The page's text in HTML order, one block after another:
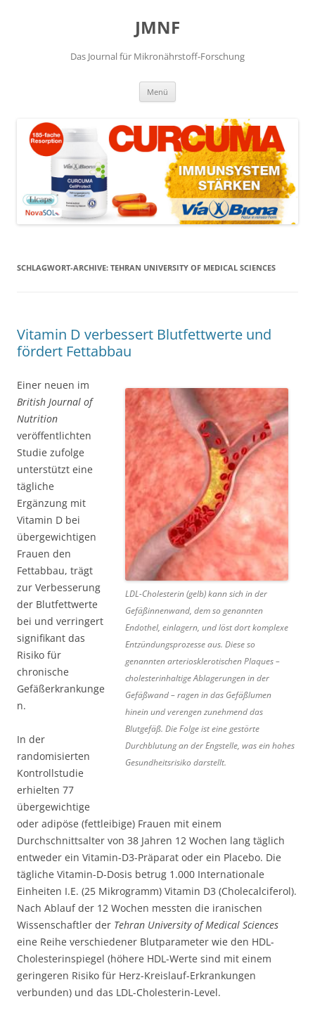
JMNF
Das Journal für Mikronährstoff-Forschung
Menü
SCHLAGWORT-ARCHIVE: TEHRAN UNIVERSITY OF MEDICAL SCIENCES
Vitamin D verbessert Blutfettwerte und
fördert Fettabbau
LDL-Cholesterin (gelb) kann sich in der
Gefäßinnenwand, dem so genannten
Endothel, einlagern, und löst dort komplexe
Entzündungsprozesse aus. Diese so
genannten arteriosklerotischen Plaques –
cholesterinhaltige Ablagerungen in der
Gefäßwand – ragen in das Gefäßlumen
hinein und verengen zunehmend das
Blutgefäß. Die Folge ist eine gestörte
Durchblutung an der Engstelle, was ein hohes
Gesundheitsrisiko darstellt.
Einer neuen im
British Journal of
Nutrition
veröffentlichten
Studie zufolge
unterstützt eine
tägliche
Ergänzung mit
Vitamin D bei
übergewichtigen
Frauen den
Fettabbau, trägt
zur Verbesserung
der Blutfettwerte
bei und verringert
signifikant das
Risiko für
chronische
Gefäßerkrankunge
n.
In der
randomisierten
Kontrollstudie
erhielten 77
übergewichtige
oder adipöse (fettleibige) Frauen mit einem
Durchschnittsalter von 38 Jahren 12 Wochen lang täglich
entweder ein Vitamin-D3-Präparat oder ein Placebo. Die
tägliche Vitamin-D-Dosis betrug 1.000 Internationale
Einheiten I.E. (25 Mikrogramm) Vitamin D3 (Cholecalciferol).
Nach Ablauf der 12 Wochen messten die iranischen
Wissenschaftler der Tehran University of Medical Sciences
eine Reihe verschiedener Blutparameter wie den HDL-
Cholesterinspiegel (höhere HDL-Werte sind mit einem
geringeren Risiko für Herz-Kreislauf-Erkrankungen
verbunden) und das LDL-Cholesterin-Level.